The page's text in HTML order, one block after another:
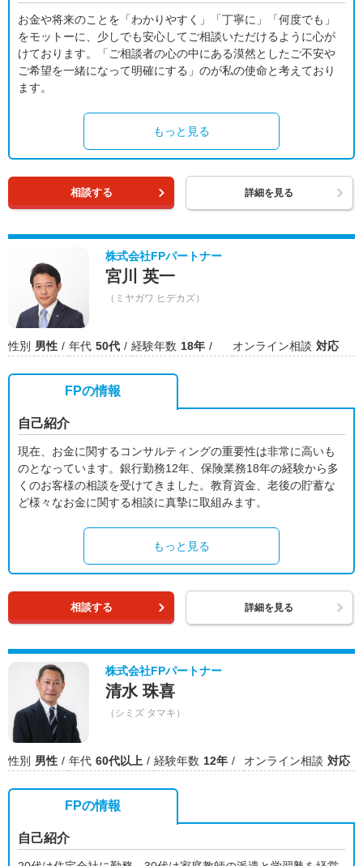
お金や将来のことを「わかりやすく」「丁寧に」「何度でも」
をモットーに、少しでも安心してご相談いただけるように心が
けております。「ご相談者の心の中にある漠然としたご不安や
ご希望を一緒になって明確にする」のが私の使命と考えており
ます。
もっと見る
相談する 詳細を見る
株式会社FPパートナー
宮川 英一
（ミヤガワ ヒデカズ）
性別 男性 年代 50代 経験年数 18年 オンライン相談 対応
FPの情報
自己紹介
現在、お金に関するコンサルティングの重要性は非常に高いも
のとなっています。銀行勤務12年、保険業務18年の経験から多
くのお客様の相談を受けてきました。教育資金、老後の貯蓄な
ど様々なお金に関する相談に真摯に取組みます。
もっと見る
相談する 詳細を見る
株式会社FPパートナー
清水 珠喜
（シミズ タマキ）
性別 男性 年代 60代以上 経験年数 12年 オンライン相談 対応
FPの情報
自己紹介